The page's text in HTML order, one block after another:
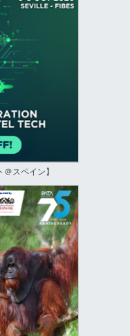
スペイン】